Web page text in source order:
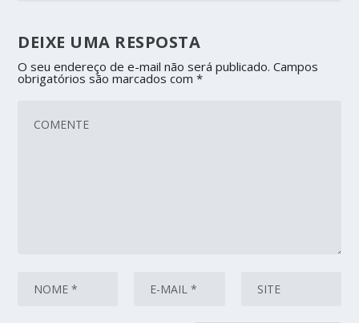
DEIXE UMA RESPOSTA
O seu endereço de e-mail não será publicado. Campos
obrigatórios são marcados com*